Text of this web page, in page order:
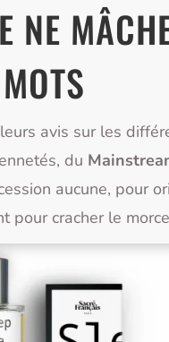
NE
MOTS
avis sur les
du
aucune, pour
pour cracher le